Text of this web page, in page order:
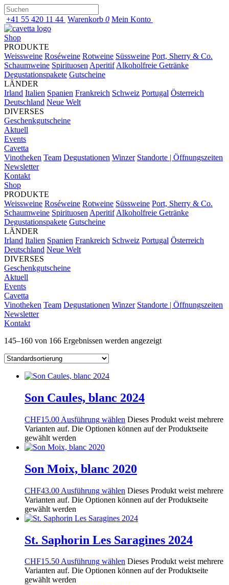
+41 55 420 11 44 Warenkorb 0 Mein Konto
Shop
PRODUKTE
Weissweine Roséweine Rotweine Süssweine Port, Sherry & Co.
Schaumweine Spirituosen Aperitif Alkoholfreie Getränke
Degustationspakete Gutscheine
LÄNDER
Irland Italien Spanien Frankreich Schweiz Portugal Österreich
Deutschland Neue Welt
DIVERSES
Geschenkgutscheine
Aktuell
Events
Cavetta
Vinotheken Team Degustationen Winzer Standorte | Öffnungszeiten
Newsletter
Kontakt
Shop
PRODUKTE
Weissweine Roséweine Rotweine Süssweine Port, Sherry & Co.
Schaumweine Spirituosen Aperitif Alkoholfreie Getränke
Degustationspakete Gutscheine
LÄNDER
Irland Italien Spanien Frankreich Schweiz Portugal Österreich
Deutschland Neue Welt
DIVERSES
Geschenkgutscheine
Aktuell
Events
Cavetta
Vinotheken Team Degustationen Winzer Standorte | Öffnungszeiten
Newsletter
Kontakt
145–160 von 166 Ergebnissen werden angezeigt
Son Caules, blanc 2024
CHF15.00 Ausführung wählen Dieses Produkt weist mehrere
Varianten auf. Die Optionen können auf der Produktseite
gewählt werden
Son Moix, blanc 2020
CHF43.00 Ausführung wählen Dieses Produkt weist mehrere
Varianten auf. Die Optionen können auf der Produktseite
gewählt werden
St. Saphorin Les Saragines 2024
CHF15.50Ausführung wählen Dieses Produkt weist mehrere
Varianten auf. Die Optionen können auf der Produktseite
gewählt werden